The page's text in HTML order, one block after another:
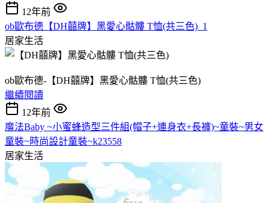
12年前
ob歐布德【DH囍牌】黑愛心骷髏 T恤(共三色)_1
居家生活
ob歐布德-【DH囍牌】黑愛心骷髏 T恤(共三色)
繼續閱讀
12年前
魔法Baby ~小蜜蜂造型三件組(帽子+連身衣+長褲)~童裝~男女
童裝~時尚設計童裝~k23558
居家生活